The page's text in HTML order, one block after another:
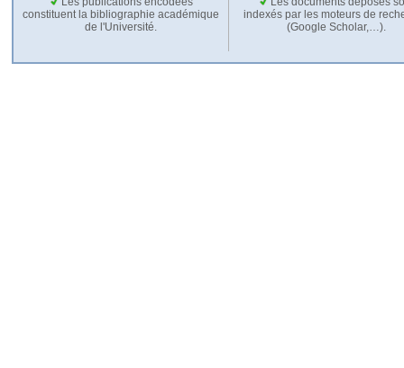
constituent la bibliographie académique
de l'Université.
indexés par les moteurs de
(Google Scholar,…).